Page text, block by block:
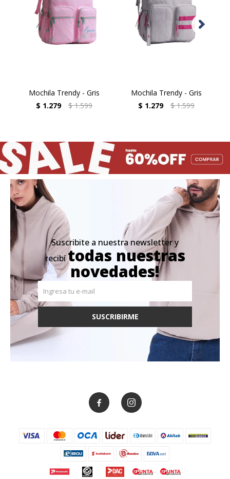
Mochila Trendy - Gris
$ 1.279 $ 1.599
Mochila Trendy - Gris
$ 1.279 $ 1.599
Suscribite a nuestra newsletter y
recibítodas nuestras
novedades!
SUSCRIBIRME
 